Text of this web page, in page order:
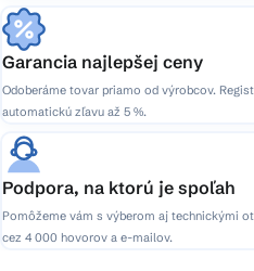
Garancia najlepšej ceny
Odoberáme tovar priamo od výrobcov.
automatickú zľavu až 5 %.
Podpora, na ktorú je spoľah
Pomôžeme vám s výberom aj technickými
cez 4 000 hovorov a e-mailov.